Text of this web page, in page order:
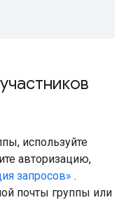
используйте
авторизацию,
запросов» .
почты группы или